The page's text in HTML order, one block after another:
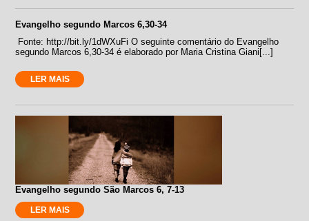
Evangelho segundo Marcos 6,30-34
Fonte: http://bit.ly/1dWXuFi O seguinte comentário do Evangelho
segundo Marcos 6,30-34 é elaborado por Maria Cristina Giani[...]
LER MAIS
Evangelho segundo São Marcos 6, 7-13
LER MAIS